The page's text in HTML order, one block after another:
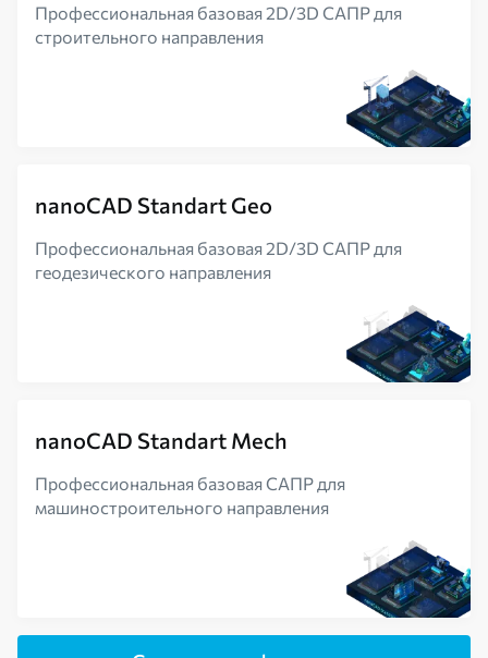
Профессиональная базовая 2D/3D САПР для
строительного направления
nanoCAD Standart Geo
Профессиональная базовая 2D/3D САПР для
геодезического направления
nanoCAD Standart Mech
Профессиональная базовая САПР для
машиностроительного направления